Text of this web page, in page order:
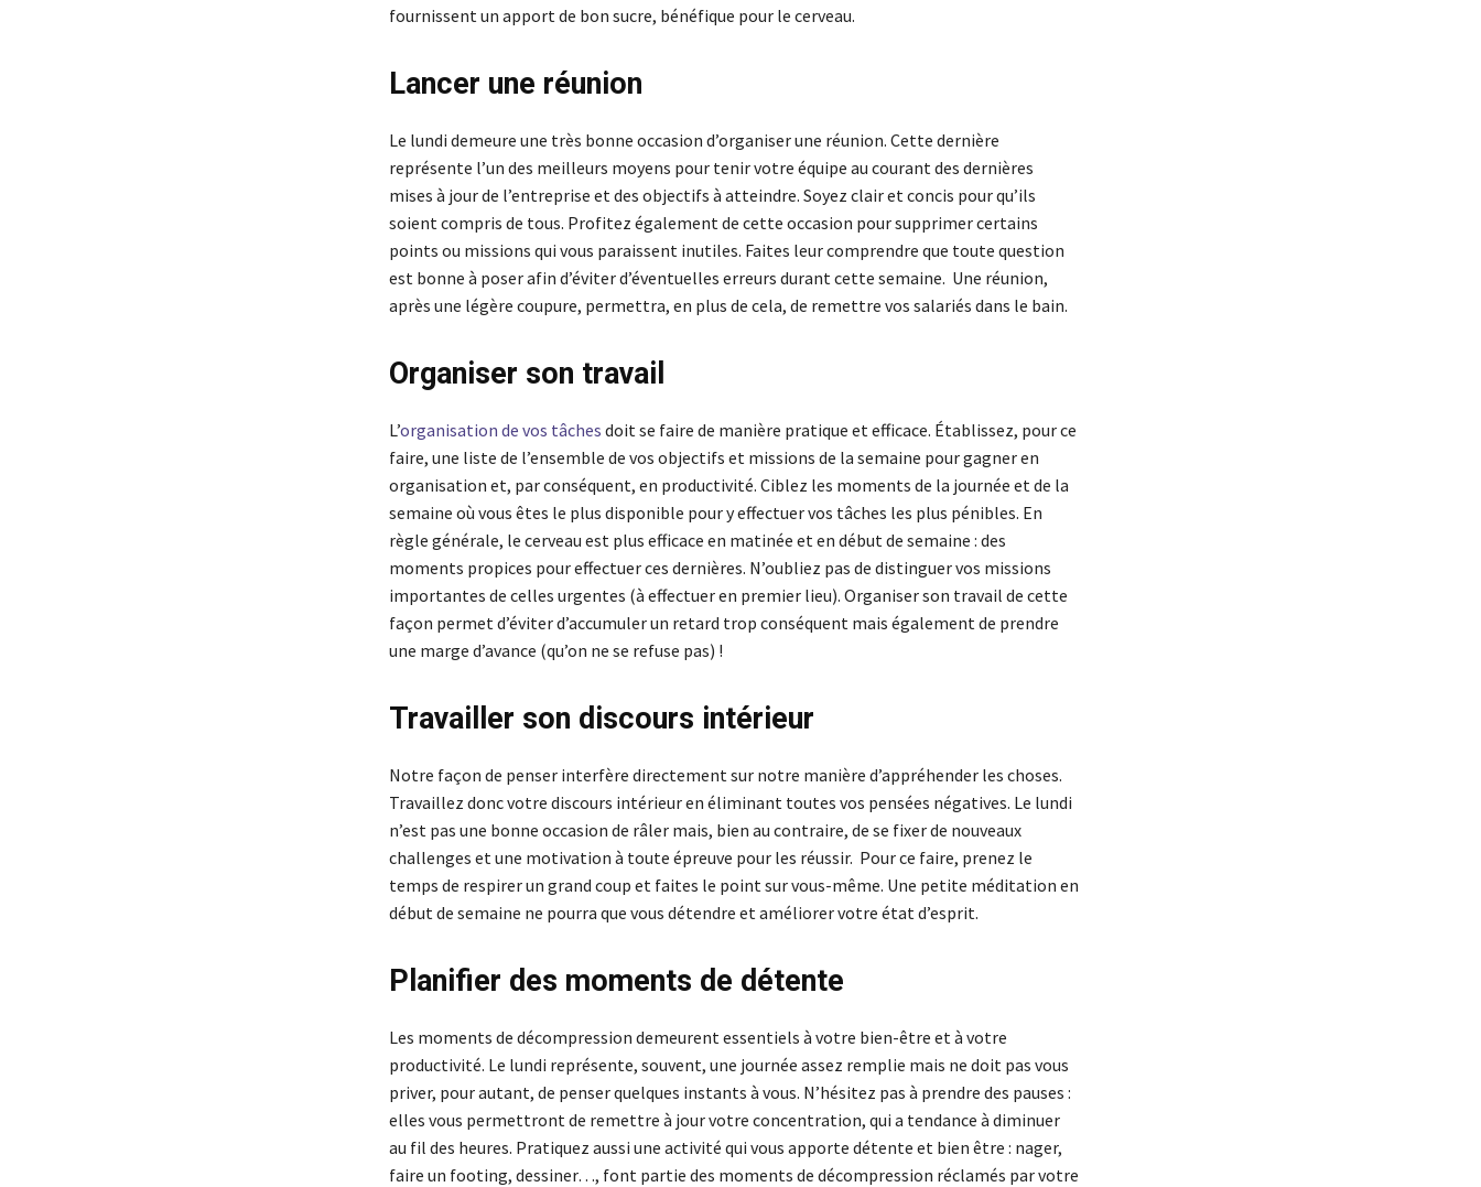
fournissent un apport de bon sucre, bénéfique pour le cerveau.
Lancer une réunion
Le lundi demeure une très bonne occasion d’organiser une réunion. Cette dernière
représente l’un des meilleurs moyens pour tenir votre équipe au courant des dernières
mises à jour de l’entreprise et des objectifs à atteindre. Soyez clair et concis pour qu’ils
soient compris de tous. Profitez également de cette occasion pour supprimer certains
points ou missions qui vous paraissent inutiles. Faites leur comprendre que toute question
est bonne à poser afin d’éviter d’éventuelles erreurs durant cette semaine. Une réunion,
après une légère coupure, permettra, en plus de cela, de remettre vos salariés dans le bain.
Organiser son travail
L’organisation de vos tâches doit se faire de manière pratique et efficace. Établissez, pour ce
faire, une liste de l’ensemble de vos objectifs et missions de la semaine pour gagner en
organisation et, par conséquent, en productivité. Ciblez les moments de la journée et de la
semaine où vous êtes le plus disponible pour y effectuer vos tâches les plus pénibles. En
règle générale, le cerveau est plus efficace en matinée et en début de semaine : des
moments propices pour effectuer ces dernières. N’oubliez pas de distinguer vos missions
importantes de celles urgentes (à effectuer en premier lieu). Organiser son travail de cette
façon permet d’éviter d’accumuler un retard trop conséquent mais également de prendre
une marge d’avance (qu’on ne se refuse pas) !
Travailler son discours intérieur
Notre façon de penser interfère directement sur notre manière d’appréhender les choses.
Travaillez donc votre discours intérieur en éliminant toutes vos pensées négatives. Le lundi
n’est pas une bonne occasion de râler mais, bien au contraire, de se fixer de nouveaux
challenges et une motivation à toute épreuve pour les réussir. Pour ce faire, prenez le
temps de respirer un grand coup et faites le point sur vous-même. Une petite méditation en
début de semaine ne pourra que vous détendre et améliorer votre état d’esprit.
Planifier des moments de détente
Les moments de décompression demeurent essentiels à votre bien-être et à votre
productivité. Le lundi représente, souvent, une journée assez remplie mais ne doit pas vous
priver, pour autant, de penser quelques instants à vous. N’hésitez pas à prendre des pauses :
elles vous permettront de remettre à jour votre concentration, qui a tendance à diminuer
au fil des heures. Pratiquez aussi une activité qui vous apporte détente et bien être : nager,
faire un footing, dessiner…, font partie des moments de décompression réclamés par votre